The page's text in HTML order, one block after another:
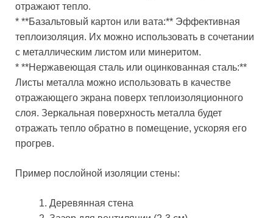
отражают тепло.
* **Базальтовый картон или вата:** Эффективная
теплоизоляция. Их можно использовать в сочетании
с металлическим листом или минеритом.
* **Нержавеющая сталь или оцинкованная сталь:**
Листы металла можно использовать в качестве
отражающего экрана поверх теплоизоляционного
слоя. Зеркальная поверхность металла будет
отражать тепло обратно в помещение, ускоряя его
прогрев.
Пример послойной изоляции стены:
Деревянная стена